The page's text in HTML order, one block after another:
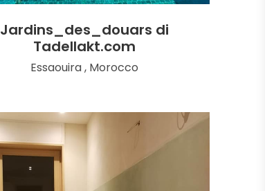
Jardins_des_douars di
Tadellakt.com
Essaouira , Morocco